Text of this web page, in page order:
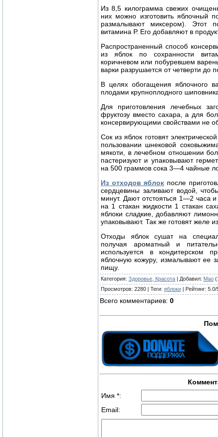
Из 8,5 килограмма свежих
них можно изготовить яблочный
размалывают миксером). Этот
витамина Р. Его добавляют в
Распространенный способ
из яблок по сохранности
коричневом или побуревшем
варки разрушается от четверти до
В целях обогащения яблочного
плодами крупноплодного
Для приготовления лечебных
фруктозу вместо сахара, а для
консервирующими свойствами не
Сок из яблок готовят
пользовании шнековой
мякоти, в лечебном отношении
пастеризуют и упаковывают
на 500 граммов сока 3—4 чайные
Из отходов яблок после
сердцевины заливают водой,
минут. Дают отстояться 1—2 часа
на 1 стакан жидкости 1 стакан
яблоки сладкие, добавляют
упаковывают. Так же готовят желе
Отходы яблок сушат на
получая ароматный и
используется в кондитерском
яблочную кожуру, измалывают ее
пищу.
Категория: Здоровье, Красота | Добавил: Mao
Просмотров: 2280 | Теги: яблоки | Рейтинг: 5.0/
Всего комментариев: 0
Имя *:
Email: